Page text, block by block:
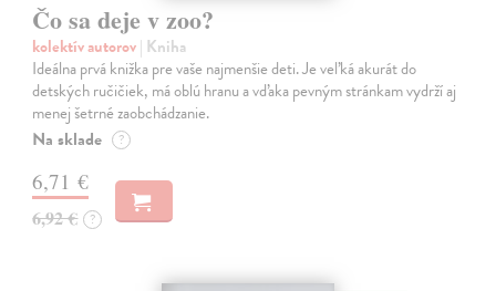
Čo sa deje v zoo?
kolektív autorov| Kniha
Ideálna prvá knižka pre vaše najmenšie deti. Je veľká akurát do
detských ručičiek, má oblú hranu a vďaka pevným stránkam vydrží aj
menej šetrné zaobchádzanie.
Na sklade ?
6,71 €
6,92 € ?